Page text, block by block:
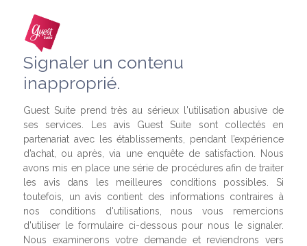
Signaler un contenu
inapproprié.
Guest Suite prend très au sérieux l'utilisation abusive de
ses services. Les avis Guest Suite sont collectés en
partenariat avec les établissements, pendant l’expérience
d’achat, ou après, via une enquête de satisfaction. Nous
avons mis en place une série de procédures afin de traiter
les avis dans les meilleures conditions possibles. Si
toutefois, un avis contient des informations contraires à
nos conditions d'utilisations, nous vous remercions
d'utiliser le formulaire ci-dessous pour nous le signaler.
Nous examinerons votre demande et reviendrons vers